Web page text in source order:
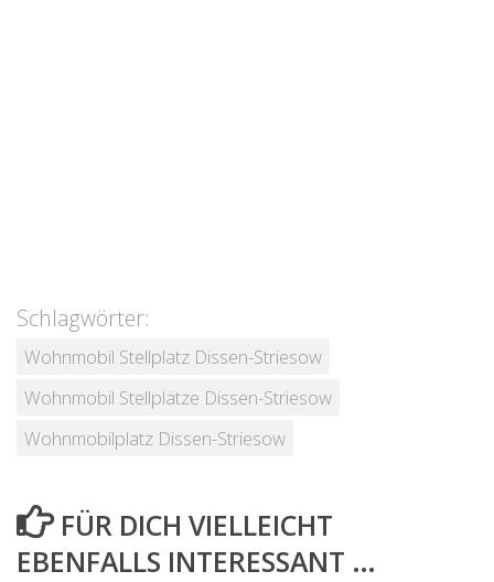
Schlagwörter:
Wohnmobil Stellplatz Dissen-Striesow
Wohnmobil Stellplätze Dissen-Striesow
Wohnmobilplatz Dissen-Striesow
FÜR DICH VIELLEICHT
EBENFALLS INTERESSANT …